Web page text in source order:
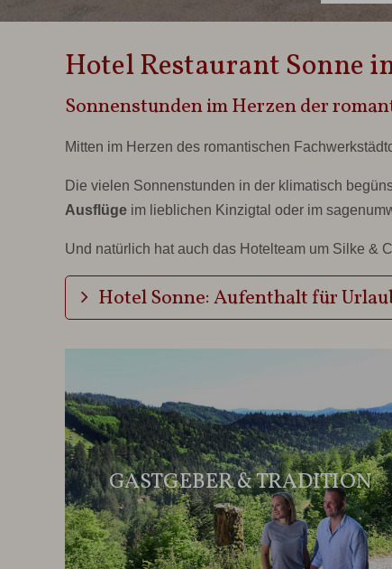
Hotel Restaurant Sonne
Sonnenstunden im Herzen der
Mitten im Herzen des romantischen
Die vielen Sonnenstunden in der klimatisch
Ausflüge im lieblichen Kinzigtal oder im
Und natürlich hat auch das Hotelteam um Silke &
Hotel Sonne: Aufenthalt für
GASTGEBER & TRADITION